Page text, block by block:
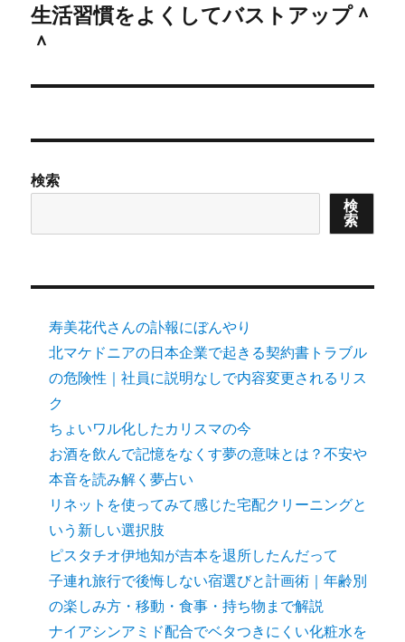
Next
post:
生活習慣をよくしてバストアップ＾
＾
検索
検
索
寿美花代さんの訃報にぼんやり
北マケドニアの日本企業で起きる契約書トラブル
の危険性｜社員に説明なしで内容変更されるリス
ク
ちょいワル化したカリスマの今
お酒を飲んで記憶をなくす夢の意味とは？不安や
本音を読み解く夢占い
リネットを使ってみて感じた宅配クリーニングと
いう新しい選択肢
ピスタチオ伊地知が吉本を退所したんだって
子連れ旅行で後悔しない宿選びと計画術｜年齢別
の楽しみ方・移動・食事・持ち物まで解説
ナイアシンアミド配合でベタつきにくい化粧水を